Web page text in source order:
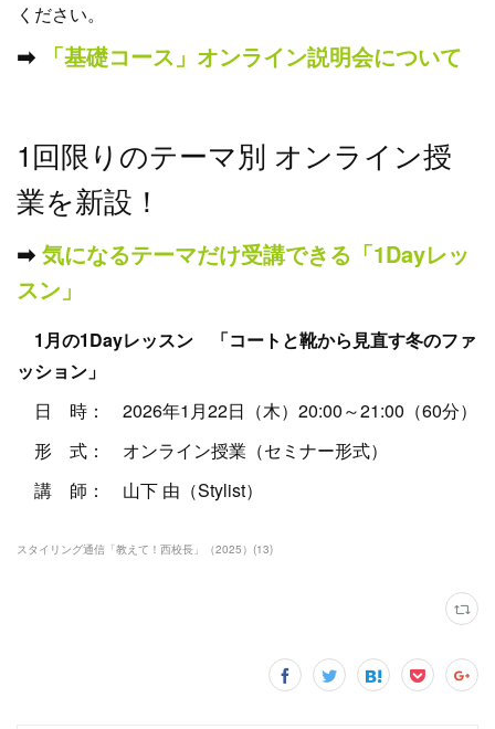
ください。
➡︎ 「基礎コース」オンライン説明会について
1回限りのテーマ別 オンライン授
業を新設！
➡︎ 気になるテーマだけ受講できる「1Dayレッ
スン」
1月の1Dayレッスン 「コートと靴から見直す冬のファ
ッション」
日 時： 2026年1月22日（木）20:00～21:00（60分）
形 式： オンライン授業（セミナー形式）
講 師： 山下 由（Stylist）
スタイリング通信「教えて！西校長」（2025） (13)